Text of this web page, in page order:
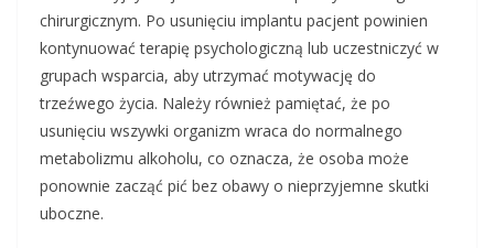
chirurgicznym. Po usunięciu implantu pacjent powinien
kontynuować terapię psychologiczną lub uczestniczyć w
grupach wsparcia, aby utrzymać motywację do
trzeźwego życia. Należy również pamiętać, że po
usunięciu wszywki organizm wraca do normalnego
metabolizmu alkoholu, co oznacza, że osoba może
ponownie zacząć pić bez obawy o nieprzyjemne skutki
uboczne.